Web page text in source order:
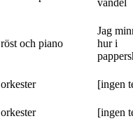
röst och piano
Jag
hur i
orkester [ingen
orkester [ingen